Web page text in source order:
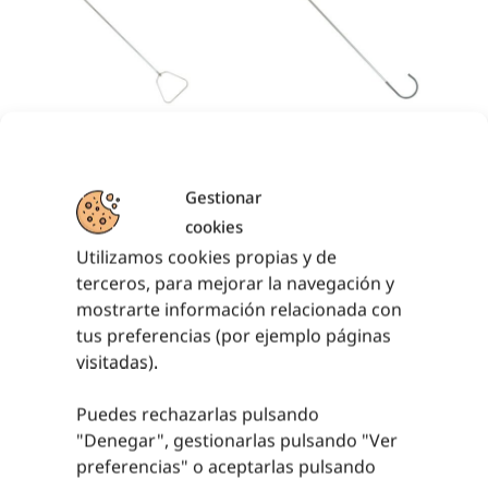
Gestionar
cookies
Utilizamos cookies propias y de
terceros, para mejorar la navegación y
mostrarte información relacionada con
tus preferencias (por ejemplo páginas
visitadas).
Puedes rechazarlas pulsando
"Denegar", gestionarlas pulsando "Ver
preferencias" o aceptarlas pulsando
64,12
sin IVA
77,59€ iva incl.)
AÑADIR AL
CARRITO
AÑADIR AL
CARRITO